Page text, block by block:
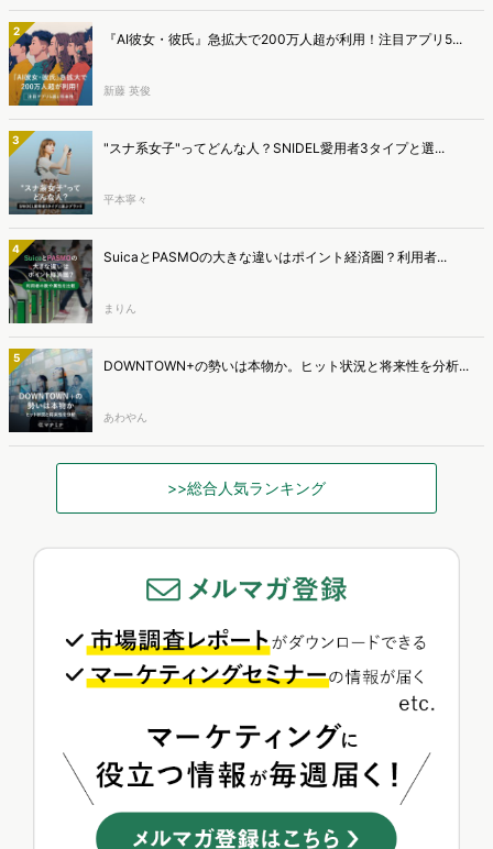
2 『AI彼女・彼氏』急拡大で200万人超が利用！注目アプリ5...
新藤 英俊
3 "スナ系女子"ってどんな人？SNIDEL愛用者3タイプと選...
平本寧々
4 SuicaとPASMOの大きな違いはポイント経済圏？利用者...
まりん
5 DOWNTOWN+の勢いは本物か。ヒット状況と将来性を分析...
あわやん
>>総合人気ランキング